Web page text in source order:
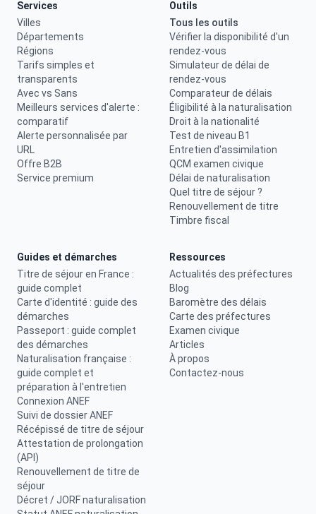
Services
Villes
Départements
Régions
Tarifs simples et
transparents
Avec vs Sans
Meilleurs services d'alerte :
comparatif
Alerte personnalisée par
URL
Offre B2B
Service premium
Outils
Tous les outils
Vérifier la disponibilité d'un
rendez-vous
Simulateur de délai de
rendez-vous
Comparateur de délais
Éligibilité à la naturalisation
Droit à la nationalité
Test de niveau B1
Entretien d'assimilation
QCM examen civique
Délai de naturalisation
Quel titre de séjour ?
Renouvellement de titre
Timbre fiscal
Guides et démarches
Titre de séjour en France :
guide complet
Carte d'identité : guide des
démarches
Passeport : guide complet
des démarches
Naturalisation française :
guide complet et
préparation à l'entretien
Connexion ANEF
Suivi de dossier ANEF
Récépissé de titre de séjour
Attestation de prolongation
(API)
Renouvellement de titre de
séjour
Décret / JORF naturalisation
Ressources
Actualités des préfectures
Blog
Baromètre des délais
Carte des préfectures
Examen civique
Articles
À propos
Contactez-nous